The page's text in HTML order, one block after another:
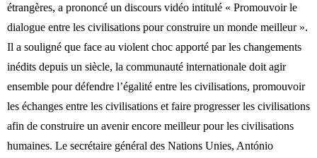
étrangères, a prononcé un discours vidéo intitulé « Promouvoir le
dialogue entre les civilisations pour construire un monde meilleur ».
Il a souligné que face au violent choc apporté par les changements
inédits depuis un siècle, la communauté internationale doit agir
ensemble pour défendre l’égalité entre les civilisations, promouvoir
les échanges entre les civilisations et faire progresser les civilisations
afin de construire un avenir encore meilleur pour les civilisations
humaines. Le secrétaire général des Nations Unies, António